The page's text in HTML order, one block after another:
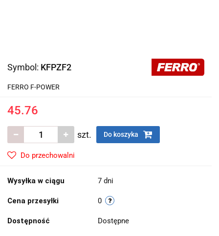
Symbol: KFPZF2
FERRO F-POWER
45.76
szt. Do koszyka
Do przechowalni
Wysyłka w ciągu 7 dni
Cena przesyłki 0
Dostępność Dostępne